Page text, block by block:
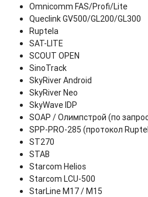
Omnicomm FAS/Profi/Lite
Queclink GV500/GL200/GL300
Ruptela
SAT-LITE
SCOUT OPEN
SinoTrack
SkyRiver Android
SkyRiver Neo
SkyWave IDP
SOAP / Олимпстрой (по
SPP-PRO-285 (протокол
ST270
STAB
Starcom Helios
Starcom LCU-500
StarLine M17 / М15